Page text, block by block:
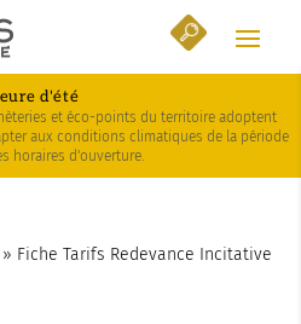
d'été
et éco-points du territoire adoptent
aux conditions climatiques de la période
horaires d'ouverture.
» Fiche Tarifs Redevance Incitative